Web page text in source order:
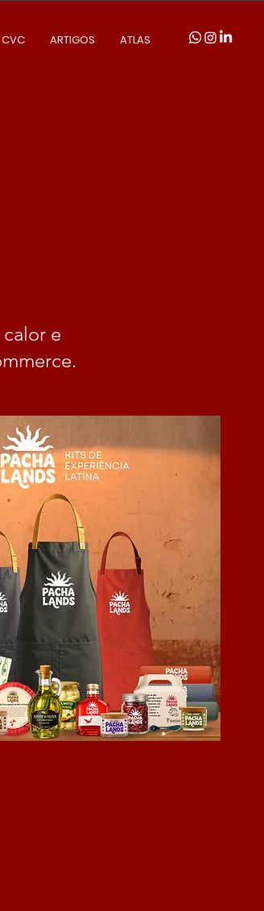
CVC ARTIGOS ATLAS
e